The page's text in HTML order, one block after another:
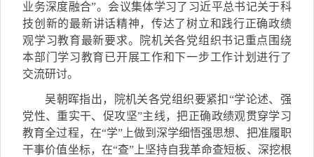
业务深度融合”。 会议集体学习了习近平总书记关于科
技创新的最新讲话精神，传达了树立和践行正确政绩
观学习教育最新要求。院机关各党组织书记重点围绕
本部门学习教育已开展工作和下一步工作计划进行了
交流研讨。
吴朝晖指出，院机关各党组织要紧扣“学论述、强
党性、重实干、促攻坚”主线，把正确政绩观贯穿学习
教育全过程，在“学”上做到深学细悟强思想、 把准履职
干事价值坐标， 在“查”上坚持自我革命查短板、 深挖根